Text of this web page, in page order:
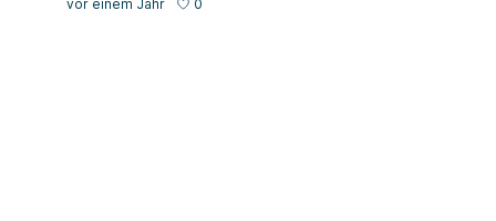
vor einem Jahr 0